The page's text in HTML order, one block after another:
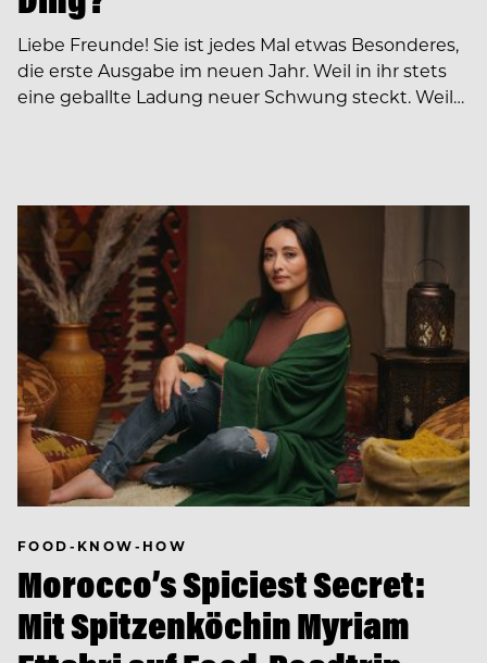
Liebe Freunde! Sie ist jedes Mal etwas Besonderes,
die erste Ausgabe im neuen Jahr. Weil in ihr stets
eine geballte Ladung neuer Schwung steckt. Weil…
FOOD-KNOW-HOW
Morocco’s Spiciest Secret:
Mit Spitzenköchin Myriam